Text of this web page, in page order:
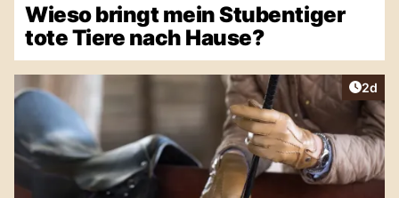
Wieso bringt mein Stubentiger
tote Tiere nach Hause?
2d